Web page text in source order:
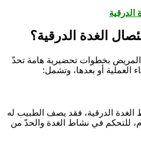
الغدة الدرقية؟
المريض بخطوات تحضيرية هامة تحدّ
أو بعدها، وتشمل:
الغدة الدرقية، فقد يصف الطبيب له
للتحكم في نشاط الغدة والحدّ من